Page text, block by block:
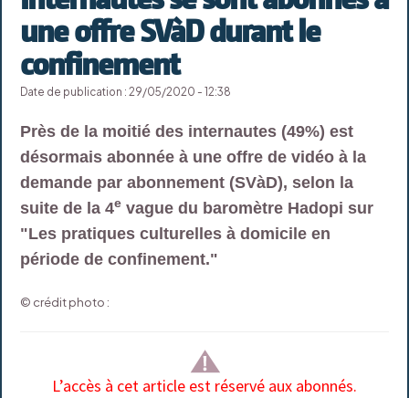
une offre SVàD durant le
confinement
Date de publication : 29/05/2020 - 12:38
Près de la moitié des internautes (49%) est
désormais abonnée à une offre de vidéo à la
demande par abonnement (SVàD), selon la
suite de la 4e vague du baromètre Hadopi sur
"Les pratiques culturelles à domicile en
période de confinement."
© crédit photo :
L’accès à cet article est réservé aux abonnés.